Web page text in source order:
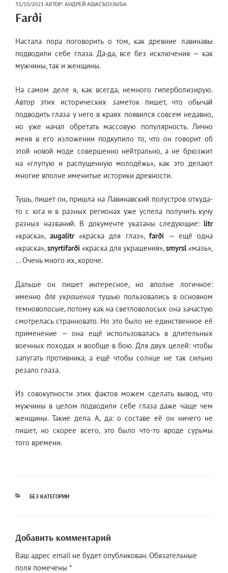
ОПУБЛИКОВАНО
31/10/2021 АВТОР: АНДРЕЙ АШАСЪОЗЗЫЪА
Farði
Настала пора поговорить о том, как древние лавинавы
подводили себе глаза. Да-да, все без исключения — как
мужчины, так и женщины.
На самом деле я, как всегда, немного гиперболизирую.
Автор этих исторических заметок пишет, что обычай
подводить глаза у него в краях появился совсем недавно,
но уже начал обретать массовую популярность. Лично
меня в его изложении подкупило то, что он говорит об
этой новой моде совершенно нейтрально, а не брюзжит
на «глупую и распущенную молодёжь», как это делают
многие вполне именитые историки древности.
Тушь, пишет он, пришла на Лавинавский полустров откуда-
то с юга и в разных регионах уже успела получить кучу
разных названий. В документе указаны следующие: litr
«краска»,augalitr«краска для глаз», farði — ещё одна
«краска»,snyrtifarði «краска для украшения»,smyrsl«мазь»,
… Очень много их, короче.
Дальше он пишет интересное, но вполне логичное:
именно для украшения тушью пользовались в основном
темноволосые, потому как на светловолосых она зачастую
смотрелась странновато. Но это было не единственное её
применение — она ещё использовалась в длительных
военных походах и вообще в бою. Для двух целей: чтобы
запугать противника, а ещё чтобы солнце не так сильно
резало глаза.
Из совокупности этих фактов можем сделать вывод, что
мужчины в целом подводили себе глаза даже чаще чем
женщины. Такие дела. А, да: о составе её он ничего не
пишет, но скорее всего, это было что-то вроде сурьмы
того времени.
РУБРИКИ
БЕЗ КАТЕГОРИИ
Добавить комментарий
Ваш адрес email не будет опубликован. Обязательные
поля помечены *